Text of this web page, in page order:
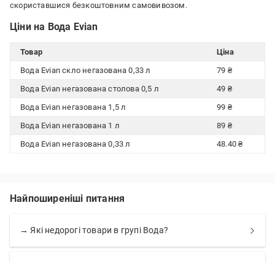
скориставшися безкоштовним самовивозом.
Ціни на Вода Evian
Товар
Ціна
Вода Evian скло негазована 0,33 л
79 ₴
Вода Evian негазована столова 0,5 л
49 ₴
Вода Evian негазована 1,5 л
99 ₴
Вода Evian негазована 1 л
89 ₴
Вода Evian негазована 0,33 л
48.40 ₴
Найпоширеніші питання
→ Які недорогі товари в групі Вода?